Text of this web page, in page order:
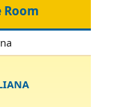
Room